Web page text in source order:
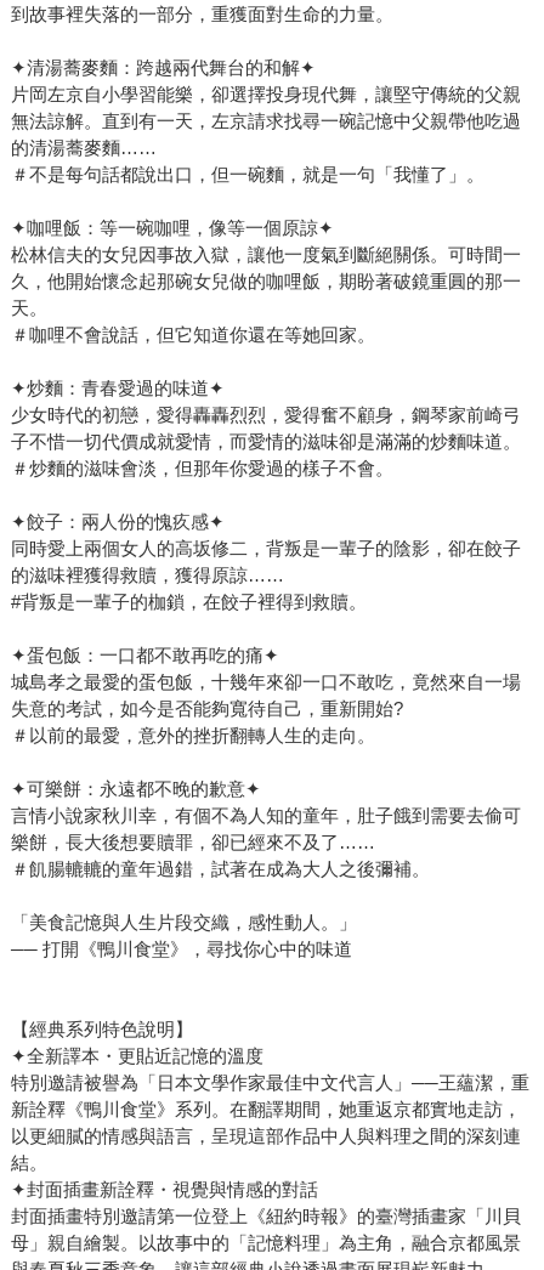
到故事裡失落的一部分，重獲面對生命的力量。
✦清湯蕎麥麵：跨越兩代舞台的和解✦
片岡左京自小學習能樂，卻選擇投身現代舞，讓堅守傳統的父親
無法諒解。直到有一天，左京請求找尋一碗記憶中父親帶他吃過
的清湯蕎麥麵……
＃不是每句話都說出口，但一碗麵，就是一句「我懂了」。
✦咖哩飯：等一碗咖哩，像等一個原諒✦
松林信夫的女兒因事故入獄，讓他一度氣到斷絕關係。可時間一
久，他開始懷念起那碗女兒做的咖哩飯，期盼著破鏡重圓的那一
天。
＃咖哩不會說話，但它知道你還在等她回家。
✦炒麵：青春愛過的味道✦
少女時代的初戀，愛得轟轟烈烈，愛得奮不顧身，鋼琴家前崎弓
子不惜一切代價成就愛情，而愛情的滋味卻是滿滿的炒麵味道。
＃炒麵的滋味會淡，但那年你愛過的樣子不會。
✦餃子：兩人份的愧疚感✦
同時愛上兩個女人的高坂修二，背叛是一輩子的陰影，卻在餃子
的滋味裡獲得救贖，獲得原諒……
#背叛是一輩子的枷鎖，在餃子裡得到救贖。
✦蛋包飯：一口都不敢再吃的痛✦
城島孝之最愛的蛋包飯，十幾年來卻一口不敢吃，竟然來自一場
失意的考試，如今是否能夠寬待自己，重新開始?
＃以前的最愛，意外的挫折翻轉人生的走向。
✦可樂餅：永遠都不晚的歉意✦
言情小說家秋川幸，有個不為人知的童年，肚子餓到需要去偷可
樂餅，長大後想要贖罪，卻已經來不及了……
＃飢腸轆轆的童年過錯，試著在成為大人之後彌補。
「美食記憶與人生片段交織，感性動人。」
── 打開《鴨川食堂》，尋找你心中的味道
【經典系列特色說明】
✦全新譯本・更貼近記憶的溫度
特別邀請被譽為「日本文學作家最佳中文代言人」──王蘊潔，重
新詮釋《鴨川食堂》系列。在翻譯期間，她重返京都實地走訪，
以更細膩的情感與語言，呈現這部作品中人與料理之間的深刻連
結。
✦封面插畫新詮釋・視覺與情感的對話
封面插畫特別邀請第一位登上《紐約時報》的臺灣插畫家「川貝
母」親自繪製。以故事中的「記憶料理」為主角，融合京都風景